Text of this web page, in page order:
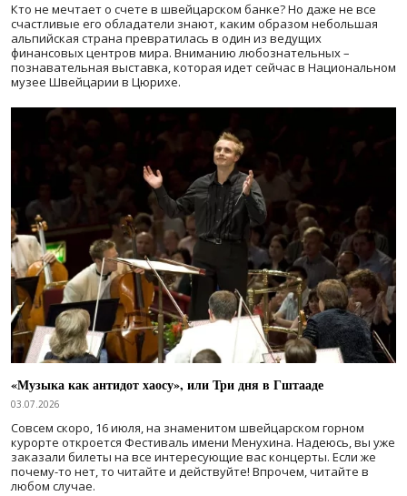
Кто не мечтает о счете в швейцарском банке? Но даже не все
счастливые его обладатели знают, каким образом небольшая
альпийская страна превратилась в один из ведущих
финансовых центров мира. Вниманию любознательных –
познавательная выставка, которая идет сейчас в Национальном
музее Швейцарии в Цюрихе.
«Музыка как антидот хаосу», или Три дня в Гштааде
03.07.2026
Совсем скоро, 16 июля, на знаменитом швейцарском горном
курорте откроется Фестиваль имени Менухина. Надеюсь, вы уже
заказали билеты на все интересующие вас концерты. Если же
почему-то нет, то читайте и действуйте! Впрочем, читайте в
любом случае.